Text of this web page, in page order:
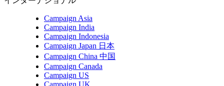
Campaign Asia
Campaign India
Campaign Indonesia
Campaign Japan 日本
Campaign China 中国
Campaign Canada
Campaign US
Campaign UK